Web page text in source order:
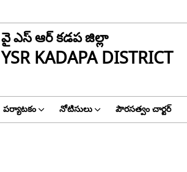
వై ఎస్ ఆర్ కడప జిల్లా
YSR KADAPA DISTRICT
పర్యాటకం నోటిసులు పౌరసత్వం చార్టర్